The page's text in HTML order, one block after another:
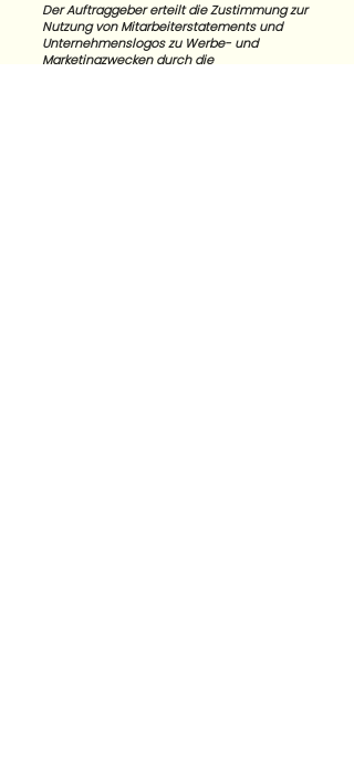
Der Auftraggeber erteilt die Zustimmung zur
Nutzung von Mitarbeiterstatements und
Unternehmenslogos zu Werbe- und
Marketingzwecken durch die